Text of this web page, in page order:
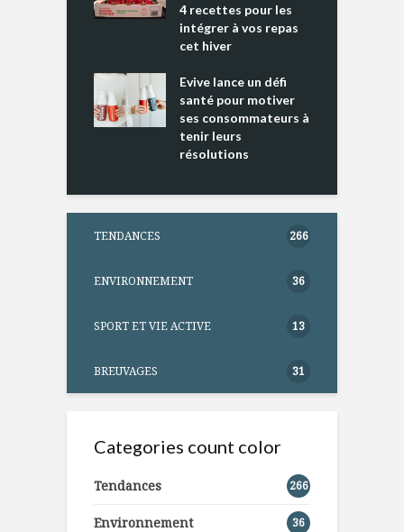
4 recettes pour les
intégrer à vos repas
cet hiver
Evive lance un défi
santé pour motiver
ses consommateurs à
tenir leurs
résolutions
TENDANCES 266
ENVIRONNEMENT 36
SPORT ET VIE ACTIVE 13
BREUVAGES 31
Categories count color
Tendances 266
Environnement 36